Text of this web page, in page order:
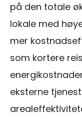
på den totale
lokale med
mer
som kortere
eksterne